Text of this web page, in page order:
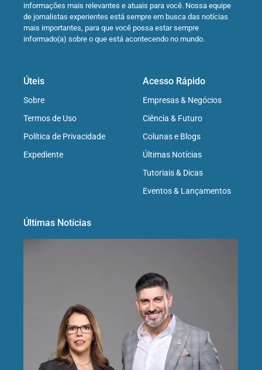
informações mais relevantes e atuais para você. Nossa equipe
de jornalistas experientes está sempre em busca das notícias
mais importantes, para que você possa estar sempre
informado(a) sobre o que está acontecendo no mundo.
Úteis
Sobre
Termos de Uso
Política de Privacidade
Expediente
Acesso Rápido
Empresas & Negócios
Ciência & Futuro
Colunas e Blogs
Últimas Notícias
Tutoriais & Dicas
Eventos & Lançamentos
Últimas Notícias